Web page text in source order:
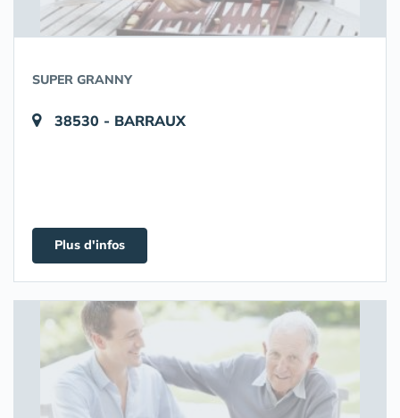
SUPER GRANNY
38530 - BARRAUX
Plus d'infos